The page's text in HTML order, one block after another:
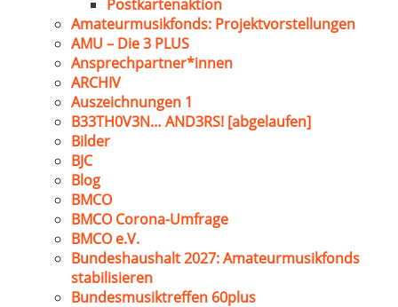
Postkartenaktion
Amateurmusikfonds: Projektvorstellungen
AMU – Die 3 PLUS
Ansprechpartner*innen
ARCHIV
Auszeichnungen 1
B33TH0V3N… AND3RS! [abgelaufen]
Bilder
BJC
Blog
BMCO
BMCO Corona-Umfrage
BMCO e.V.
Bundeshaushalt 2027: Amateurmusikfonds
stabilisieren
Bundesmusiktreffen 60plus